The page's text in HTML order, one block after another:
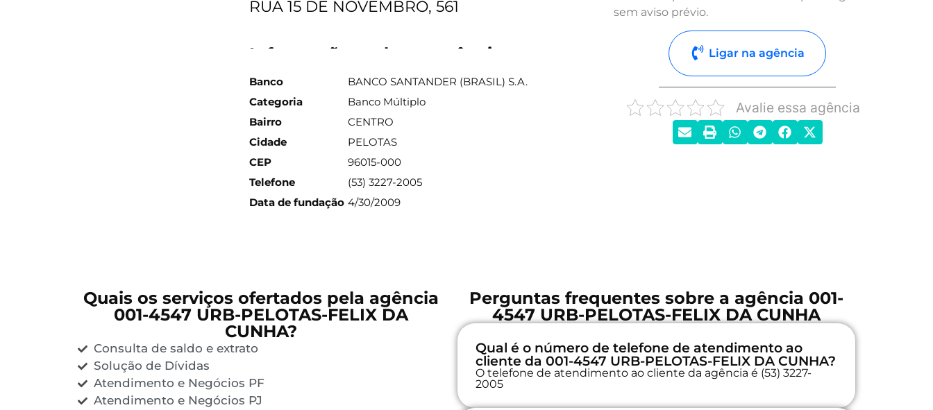
RUA 15 DE NOVEMBRO, 561
Informações sobre a agência
Banco
BANCO SANTANDER (BRASIL) S.A.
Categoria
Banco Múltiplo
Bairro
CENTRO
Cidade
PELOTAS
CEP
96015-000
Telefone
(53) 3227-2005
Data de fundação 4/30/2009
sem aviso prévio.
Ligar na agência
Avalie essa agência
Quais os serviços ofertados pela agência
001-4547 URB-PELOTAS-FELIX DA
CUNHA?
Consulta de saldo e extrato
Solução de Dívidas
Atendimento e Negócios PF
Atendimento e Negócios PJ
Perguntas frequentes sobre a agência 001-
4547 URB-PELOTAS-FELIX DA CUNHA
Qual é o número de telefone de atendimento ao
cliente da 001-4547 URB-PELOTAS-FELIX DA CUNHA?
O telefone de atendimento ao cliente da agência é (53) 3227-
2005